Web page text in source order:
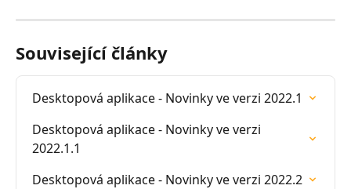
Související články
Desktopová aplikace - Novinky ve verzi 2022.1
Desktopová aplikace - Novinky ve verzi
2022.1.1
Desktopová aplikace - Novinky ve verzi 2022.2